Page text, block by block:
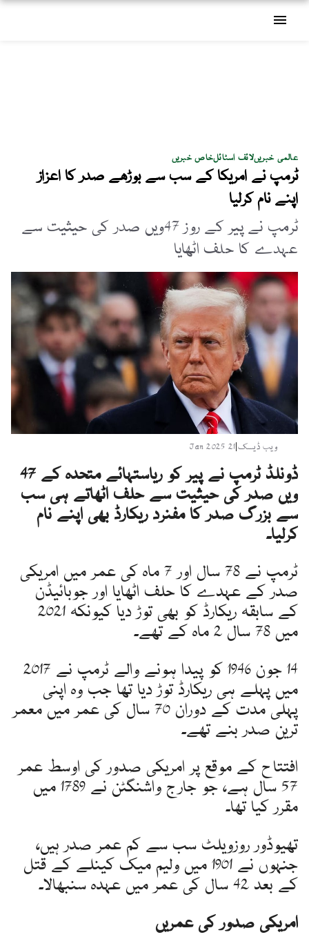
menu
عالمی خبریںلائف اسٹائلخاص خبریں
ٹرمپ نے امریکا کے سب سے بوڑھے صدر کا اعزاز
اپنے نام کرلیا
ٹرمپ نے پیر کے روز 47ویں صدر کی حیثیت سے
عہدے کا حلف اٹھایا
ویب ڈیسک 21 Jan 2025
ڈونلڈ ٹرمپ نے پیر کو ریاستہائے متحدہ کے 47
ویں صدر کی حیثیت سے حلف اٹھاتے ہی سب
سے بزرگ صدر کا مفنرد ریکارڈ بھی اپنے نام
کرلیا۔
ٹرمپ نے 78 سال اور 7 ماہ کی عمر میں امریکی
صدر کے عہدے کا حلف اٹھایا اور جوبائیڈن
کے سابقہ ریکارڈ کو بھی توڑ دیا کیونکہ 2021
میں 78 سال 2 ماہ کے تھے۔
14 جون 1946 کو پیدا ہونے والے ٹرمپ نے 2017
میں پہلے ہی ریکارڈ توڑ دیا تھا جب وہ اپنی
پہلی مدت کے دوران 70 سال کی عمر میں معمر
ترین صدر بنے تھے۔
افتتاح کے موقع پر امریکی صدور کی اوسط عمر
57 سال ہے، جو جارج واشنگٹن نے 1789 میں
مقرر کیا تھا۔
تھیوڈور روزویلٹ سب سے کم عمر صدر ہیں،
جنہوں نے 1901 میں ولیم میک کینلے کے قتل
کے بعد 42 سال کی عمر میں عہدہ سنبھالا۔
امریکی صدور کی عمریں